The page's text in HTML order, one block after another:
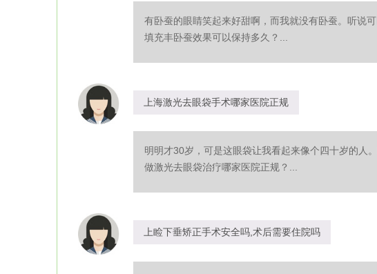
有卧蚕的眼睛笑起来好甜啊，而我就没有卧蚕。听说
填充丰卧蚕效果可以保持多久？...
上海激光去眼袋手术哪家医院正规
明明才30岁，可是这眼袋让我看起来像个四十岁的人
做激光去眼袋治疗哪家医院正规？...
上睑下垂矫正手术安全吗,术后需要住院吗